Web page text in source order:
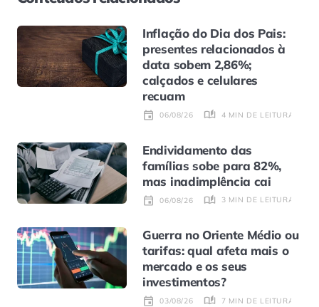
Inflação do Dia dos Pais:
presentes relacionados à
data sobem 2,86%;
calçados e celulares
recuam
06/08/26 4 MIN DE LEITURA
Endividamento das
famílias sobe para 82%,
mas inadimplência cai
06/08/26 3 MIN DE LEITURA
Guerra no Oriente Médio ou
tarifas: qual afeta mais o
mercado e os seus
investimentos?
03/08/26 7 MIN DE LEITURA